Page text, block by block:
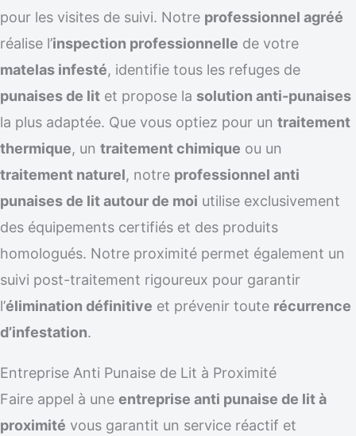
pour les visites de suivi. Notre professionnel agréé
réalise l’inspection professionnelle de votre
matelas infesté, identifie tous les refuges de
punaises de lit et propose la solution anti-punaises
la plus adaptée. Que vous optiez pour un traitement
thermique, un traitement chimique ou un
traitement naturel, notre professionnel anti
punaises de lit autour de moi utilise exclusivement
des équipements certifiés et des produits
homologués. Notre proximité permet également un
suivi post-traitement rigoureux pour garantir
l’élimination définitive et prévenir toute récurrence
d’infestation.
Entreprise Anti Punaise de Lit à Proximité
Faire appel à une entreprise anti punaise de lit à
proximité vous garantit un service réactif et